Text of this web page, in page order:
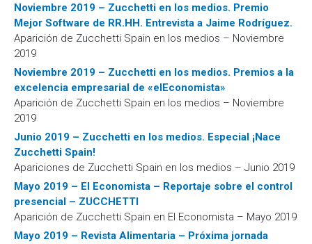
Noviembre 2019 – Zucchetti en los medios. Premio
Mejor Software de RR.HH. Entrevista a Jaime Rodríguez.
Aparición de Zucchetti Spain en los medios – Noviembre
2019
Noviembre 2019 – Zucchetti en los medios. Premios a la
excelencia empresarial de «elEconomista»
Aparición de Zucchetti Spain en los medios – Noviembre
2019
Junio 2019 – Zucchetti en los medios. Especial ¡Nace
Zucchetti Spain!
Apariciones de Zucchetti Spain en los medios – Junio 2019
Mayo 2019 – El Economista – Reportaje sobre el control
presencial – ZUCCHETTI
Aparición de Zucchetti Spain en El Economista – Mayo 2019
Mayo 2019 – Revista Alimentaria – Próxima jornada